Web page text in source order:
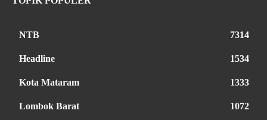
NTB 7314
Headline 1534
Kota Mataram 1333
Lombok Barat 1072